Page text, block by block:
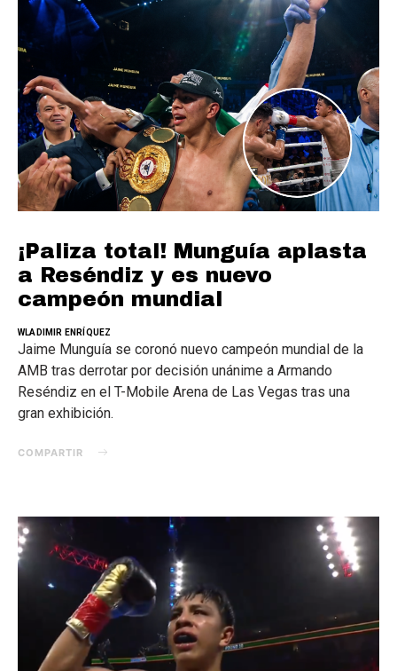
¡Paliza total! Munguía aplasta
a Reséndiz y es nuevo
campeón mundial
WLADIMIR ENRÍQUEZ
Jaime Munguía se coronó nuevo campeón mundial de la
AMB tras derrotar por decisión unánime a Armando
Reséndiz en el T-Mobile Arena de Las Vegas tras una
gran exhibición.
COMPARTIR